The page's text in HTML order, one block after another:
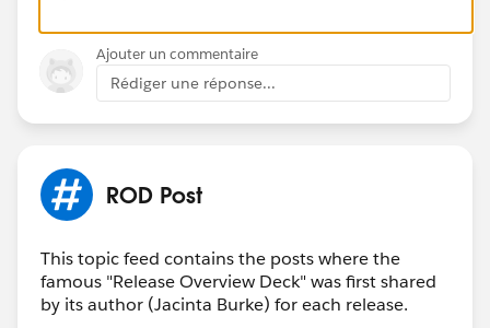
Ajouter un commentaire
Rédiger une réponse...
ROD Post
This topic feed contains the posts where the
famous "Release Overview Deck" was first shared
by its author (Jacinta Burke) for each release.